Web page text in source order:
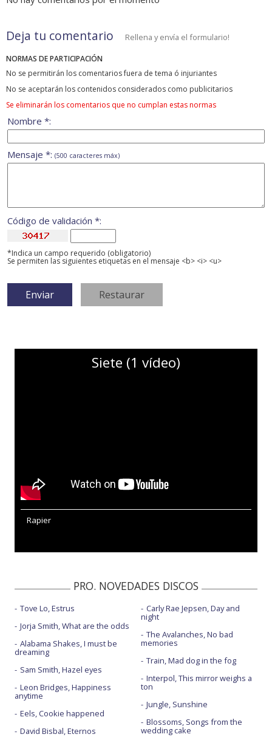
Deja tu comentario Rellena y envía el formulario!
NORMAS DE PARTICIPACIÓN
No se permitirán los comentarios fuera de tema ó injuriantes
No se aceptarán los contenidos considerados como publicitarios
Se eliminarán los comentarios que no cumplan estas normas
Nombre *:
Mensaje *: (500 caracteres máx)
Código de validación *:
*Indica un campo requerido (obligatorio)
Se permiten las siguientes etiquetas en el mensaje <b> <i> <u>
Siete (1 vídeo)
Rapier
PRO. NOVEDADES DISCOS
Tove Lo, Estrus
Jorja Smith, What are the odds
Alabama Shakes, I must be
dreaming
Sam Smith, Hazel eyes
Leon Bridges, Happiness
anytime
Eels, Cookie happened
David Bisbal, Eternos
Carly Rae Jepsen, Day and
night
The Avalanches, No bad
memories
Train, Mad dog in the fog
Interpol, This mirror weighs a
ton
Jungle, Sunshine
Blossoms, Songs from the
wedding cake